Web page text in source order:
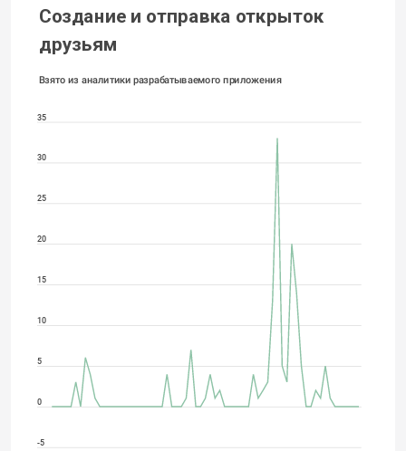
Создание и отправка открыток
друзьям
Взято из аналитики разрабатываемого приложения
-5
0
5
10
15
20
25
30
35